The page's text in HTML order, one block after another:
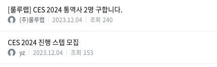
[룰루랩] CES 2024 통역사 2명 구합니다.
(주)룰루랩 2023.12.04 조회 240
CES 2024 진행 스텝 모집
yz 2023.12.04 조회 153